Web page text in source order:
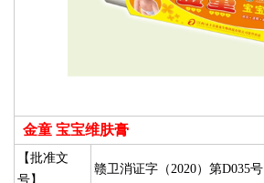
金童 宝宝维肤膏
【批准文
号】
赣卫消证字（2020）第D035号